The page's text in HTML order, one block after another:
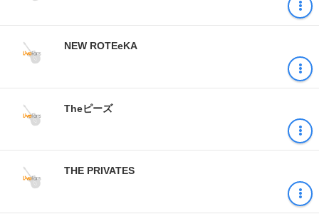
NEW ROTEeKA
Theピーズ
THE PRIVATES